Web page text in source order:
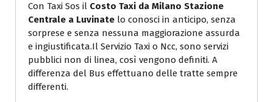
Con Taxi Sos il Costo Taxi da Milano Stazione
Centrale a Luvinate lo conosci in anticipo, senza
sorprese e senza nessuna maggiorazione assurda
e ingiustificata.Il Servizio Taxi o Ncc, sono servizi
pubblici non di linea, così vengono definiti. A
differenza del Bus effettuano delle tratte sempre
differenti.